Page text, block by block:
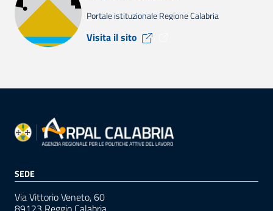
Portale istituzionale Regione Calabria
Visita il sito
SEDE
Via Vittorio Veneto, 60